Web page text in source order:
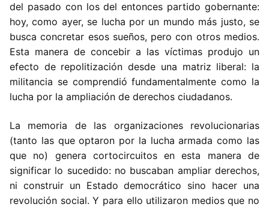
del pasado con los del entonces partido gobernante:
hoy, como ayer, se lucha por un mundo más justo, se
busca concretar esos sueños, pero con otros medios.
Esta manera de concebir a las víctimas produjo un
efecto de repolitización desde una matriz liberal: la
militancia se comprendió fundamentalmente como la
lucha por la ampliación de derechos ciudadanos.
La memoria de las organizaciones revolucionarias
(tanto las que optaron por la lucha armada como las
que no) genera cortocircuitos en esta manera de
significar lo sucedido: no buscaban ampliar derechos,
ni construir un Estado democrático sino hacer una
revolución social. Y para ello utilizaron medios que no